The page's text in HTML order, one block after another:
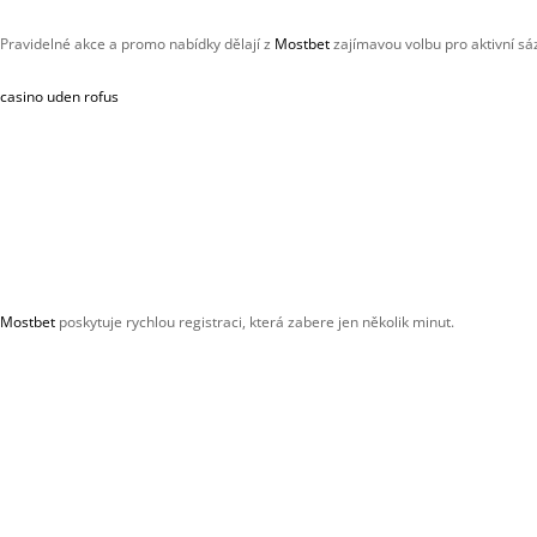
Pravidelné akce a promo nabídky dělají z Mostbetzajímavou volbu pro aktivní
casino uden rofus
Mostbet poskytuje rychlou registraci, která zabere jen několik minut.